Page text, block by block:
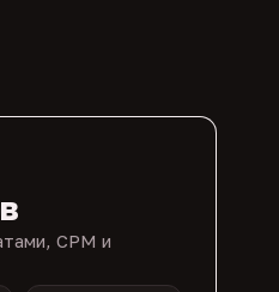
CPM и